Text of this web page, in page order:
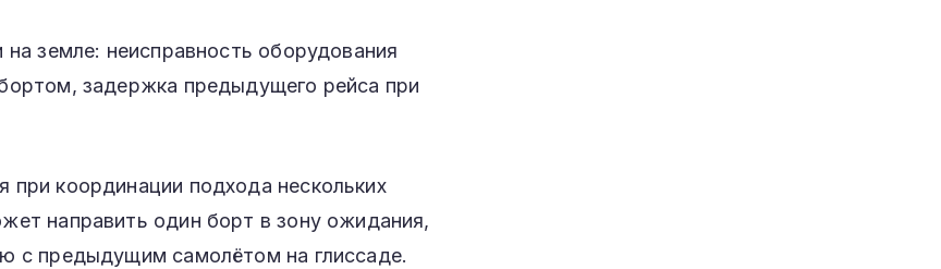
земле: неисправность оборудования
задержка предыдущего рейса при
координации подхода нескольких
направить один борт в зону ожидания,
с предыдущим самолётом на глиссаде.